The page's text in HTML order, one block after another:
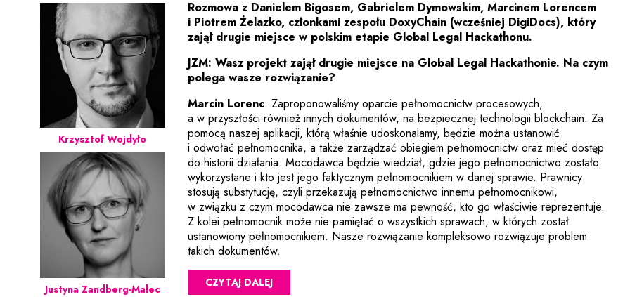
Rozmowa z Danielem Bigosem, Gabrielem Dymowskim, Marcinem Lorencem
i Piotrem Żelazko, członkami zespołu DoxyChain (wcześniej DigiDocs), który
zajął drugie miejsce w polskim etapie Global Legal Hackathonu.
JZM: Wasz projekt zajął drugie miejsce na Global Legal Hackathonie. Na czym
polega wasze rozwiązanie?
Marcin Lorenc: Zaproponowaliśmy oparcie pełnomocnictw procesowych,
a w przyszłości również innych dokumentów, na bezpiecznej technologii blockchain. Za
pomocą naszej aplikacji, którą właśnie udoskonalamy, będzie można ustanowić
i odwołać pełnomocnika, a także zarządzać obiegiem pełnomocnictw oraz mieć dostęp
do historii działania. Mocodawca będzie wiedział, gdzie jego pełnomocnictwo zostało
wykorzystane i kto jest jego faktycznym pełnomocnikiem w danej sprawie. Prawnicy
stosują substytucję, czyli przekazują pełnomocnictwo innemu pełnomocnikowi,
w związku z czym mocodawca nie zawsze ma pewność, kto go właściwie reprezentuje.
Z kolei pełnomocnik może nie pamiętać o wszystkich sprawach, w których został
ustanowiony pełnomocnikiem. Nasze rozwiązanie kompleksowo rozwiązuje problem
takich dokumentów.
CZYTAJ DALEJ
Krzysztof Wojdyło
Justyna Zandberg-Malec